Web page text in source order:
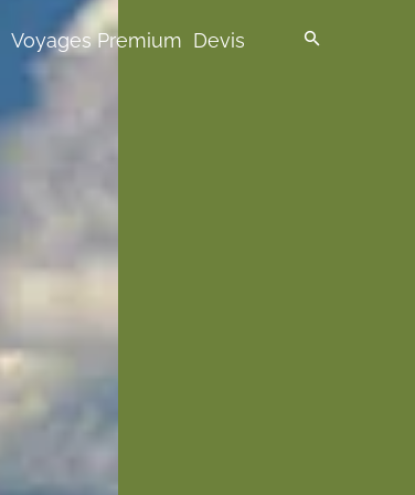
Voyages Premium Devis